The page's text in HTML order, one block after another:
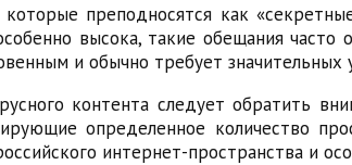
преподносятся как
высока, такие обещания
и обычно требует значительных
контента следует обратить
определенное количество
интернет-пространства и